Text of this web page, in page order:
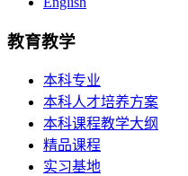
教育教学
本科专业
本科人才培养方案
本科课程教学大纲
精品课程
实习基地